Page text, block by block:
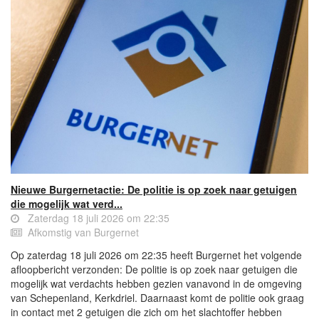
Nieuwe Burgernetactie: De politie is op zoek naar getuigen
die mogelijk wat verd...
Zaterdag 18 juli 2026 om 22:35
Afkomstig van Burgernet
Op zaterdag 18 juli 2026 om 22:35 heeft Burgernet het volgende
afloopbericht verzonden: De politie is op zoek naar getuigen die
mogelijk wat verdachts hebben gezien vanavond in de omgeving
van Schepenland, Kerkdriel. Daarnaast komt de politie ook graag
in contact met 2 getuigen die zich om het slachtoffer hebben